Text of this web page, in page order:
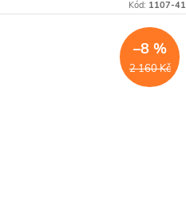
Kód: 1107-41
2 160 Kč
–8 %